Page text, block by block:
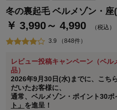
冬の裏起毛 ベルメゾン・座
￥ 3,990～ 4,990 （税込）
3.9 （848件）
レビュー投稿キャンペーン（ベ
品）
2026年9月30日(水)までに、こち
だいたお客様に、
通常、ベルメゾン・ポイント30ポ
ト」 を進呈！
ステージが上がれば送料無料・返
さらにポイント還元最大16倍！
ベルメゾンご優待サービスについて
ベルメゾン・ポイントについて